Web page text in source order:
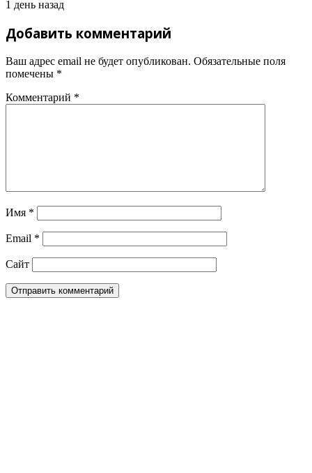
1 день назад
Добавить комментарий
Ваш адрес email не будет опубликован. Обязательные поля
помечены *
Комментарий *
Имя *
Email *
Сайт